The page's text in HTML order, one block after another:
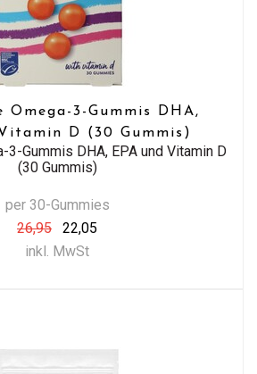
Omega-3-Gummis DHA,
D (30 Gummis)
3-Gummis DHA, EPA und Vitamin D
(30 Gummis)
per 30-Gummies
26,95
22,05
inkl. MwSt